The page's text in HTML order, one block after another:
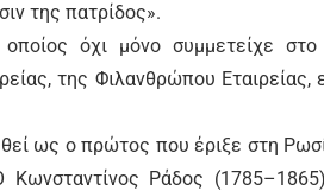
της πατρίδος».
όχι μόνο συμμετείχε
της Φιλανθρώπου Εταιρείας,
ως ο πρώτος που έριξε στη
Κωνσταντίνος Ράδος